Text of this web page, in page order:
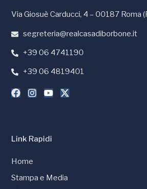
Link Rapidi
Home
Stampa e Media
Via Giosuè Carducci, 4 – 00187 Roma
segreteria@realcasadiborbone.it
+39 06 4741190
+39 06 4819401